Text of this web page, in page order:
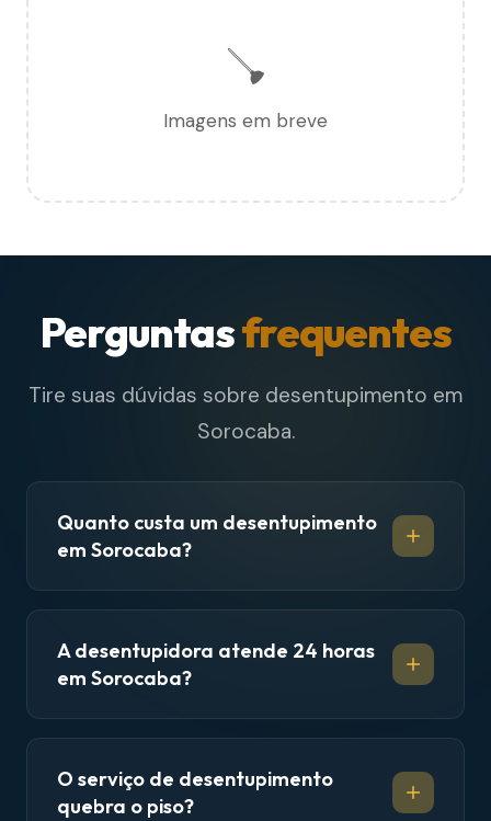
🪠
Imagens em breve
Perguntasfrequentes
Tire suas dúvidas sobre desentupimento em
Sorocaba.
Quanto custa um desentupimento
em Sorocaba?
A desentupidora atende 24 horas
em Sorocaba?
O serviço de desentupimento
quebra o piso?